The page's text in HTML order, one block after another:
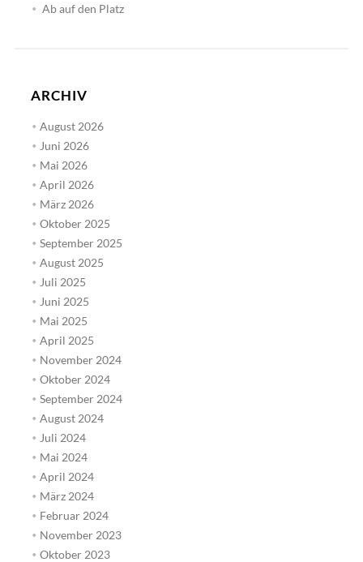
Ab auf den Platz
ARCHIV
August 2026
Juni 2026
Mai 2026
April 2026
März 2026
Oktober 2025
September 2025
August 2025
Juli 2025
Juni 2025
Mai 2025
April 2025
November 2024
Oktober 2024
September 2024
August 2024
Juli 2024
Mai 2024
April 2024
März 2024
Februar 2024
November 2023
Oktober 2023